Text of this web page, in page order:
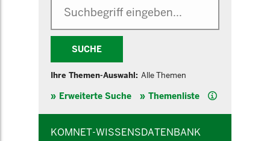
SUCHE
Ihre Themen-Auswahl: Alle Themen
Erweiterte Suche Themenliste Hilfe
KOMNET-WISSENSDATENBANK